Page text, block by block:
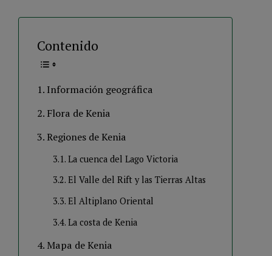
Contenido
Información geográfica
Flora de Kenia
Regiones de Kenia
La cuenca del Lago Victoria
El Valle del Rift y las Tierras Altas
El Altiplano Oriental
La costa de Kenia
Mapa de Kenia